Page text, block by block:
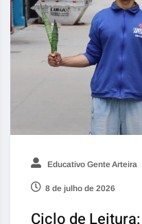
Educativo Gente Arteira
8 de julho de 2026
Ciclo de